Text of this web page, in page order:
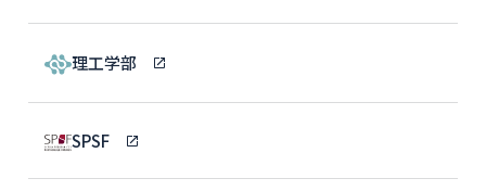
理工学部
SPSF